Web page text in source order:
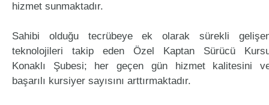
hizmet sunmaktadır.
Sahibi olduğu tecrübeye ek olarak sürekli
teknolojileri takip eden Özel Kaptan Sürücü
Konaklı Şubesi; her geçen gün hizmet kalitesini
başarılı kursiyer sayısını arttırmaktadır.